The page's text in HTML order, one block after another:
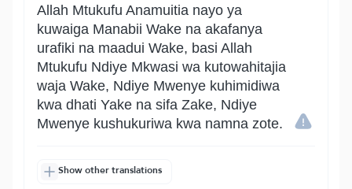
Allah Mtukufu Anamuitia nayo ya
kuwaiga Manabii Wake na akafanya
urafiki na maadui Wake, basi Allah
Mtukufu Ndiye Mkwasi wa kutowahitajia
waja Wake, Ndiye Mwenye kuhimidiwa
kwa dhati Yake na sifa Zake, Ndiye
Mwenye kushukuriwa kwa namna zote.
Show other translations